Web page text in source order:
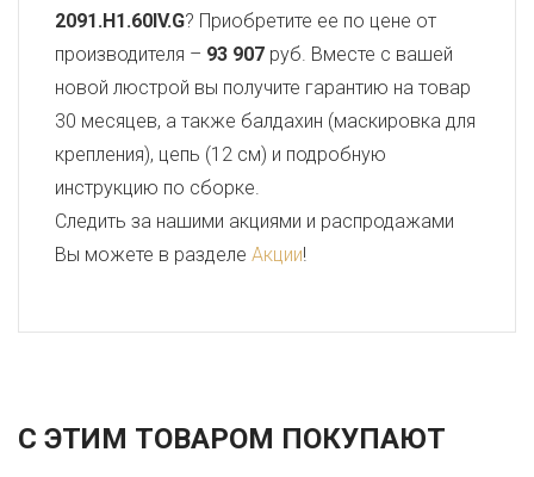
2091.H1.60IV.G? Приобретите ее по цене от
производителя – 93 907 руб. Вместе с вашей
новой люстрой вы получите гарантию на товар
30 месяцев, а также балдахин (маскировка для
крепления), цепь (12 см) и подробную
инструкцию по сборке.
Следить за нашими акциями и распродажами
Вы можете в разделе Акции!
С ЭТИМ ТОВАРОМ ПОКУПАЮТ